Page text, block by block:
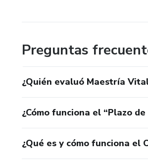
Preguntas
¿Quién evaluó Maestría
¿Cómo funciona el “Plazo
¿Qué es y cómo funciona el